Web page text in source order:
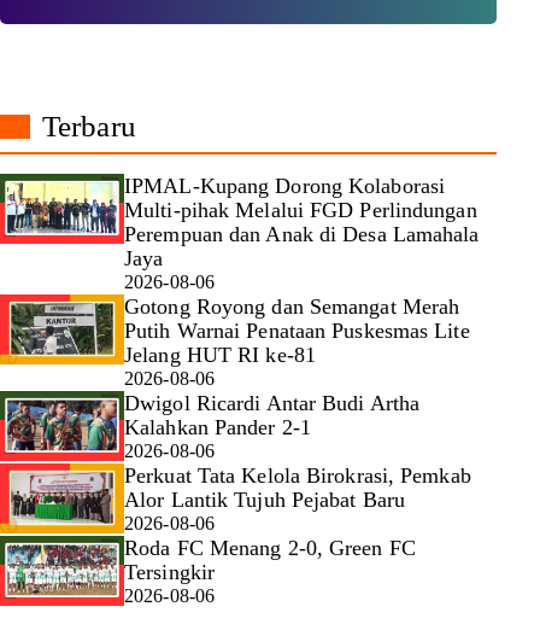
Terbaru
IPMAL-Kupang Dorong Kolaborasi
Multi-pihak Melalui FGD Perlindungan
Perempuan dan Anak di Desa Lamahala
Jaya
2026-08-06
Gotong Royong dan Semangat Merah
Putih Warnai Penataan Puskesmas Lite
Jelang HUT RI ke-81
2026-08-06
Dwigol Ricardi Antar Budi Artha
Kalahkan Pander 2-1
2026-08-06
Perkuat Tata Kelola Birokrasi, Pemkab
Alor Lantik Tujuh Pejabat Baru
2026-08-06
Roda FC Menang 2-0, Green FC
Tersingkir
2026-08-06